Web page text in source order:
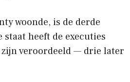
woonde, is de derde
heeft de executies
veroordeeld — drie later